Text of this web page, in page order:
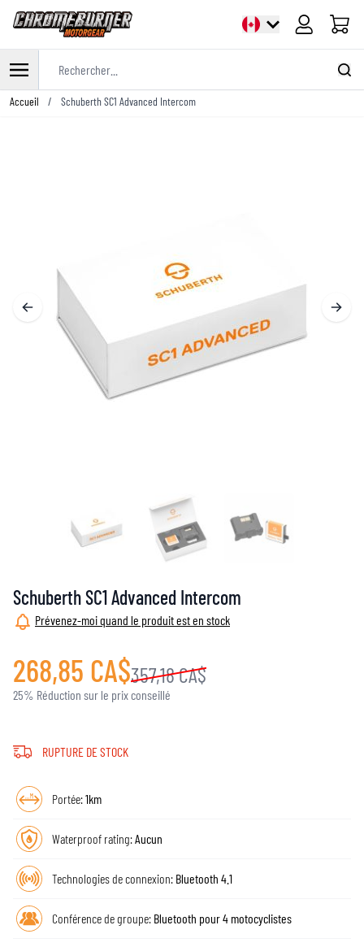
Panier
Allez au contenu
Accueil / Schuberth SC1 Advanced Intercom
Schuberth SC1 Advanced Intercom
Prévenez-moi quand le produit est en stock
268,85 CA$357,18 CA$
25% Réduction sur le prix conseillé
RUPTURE DE STOCK
Portée:1km
Waterproof rating:Aucun
Technologies de connexion: Bluetooth 4.1
Conférence de groupe: Bluetooth pour 4 motocyclistes